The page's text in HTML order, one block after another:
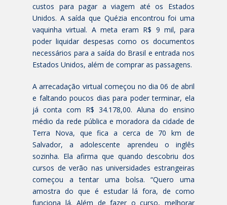
custos para pagar a viagem até os Estados
Unidos. A saída que Quézia encontrou foi uma
vaquinha virtual. A meta eram R$ 9 mil, para
poder liquidar despesas como os documentos
necessários para a saída do Brasil e entrada nos
Estados Unidos, além de comprar as passagens.
A arrecadação virtual começou no dia 06 de abril
e faltando poucos dias para poder terminar, ela
já conta com R$ 34.178,00. Aluna do ensino
médio da rede pública e moradora da cidade de
Terra Nova, que fica a cerca de 70 km de
Salvador, a adolescente aprendeu o inglês
sozinha. Ela afirma que quando descobriu dos
cursos de verão nas universidades estrangeiras
começou a tentar uma bolsa. “Quero uma
amostra do que é estudar lá fora, de como
funciona lá. Além de fazer o curso, melhorar